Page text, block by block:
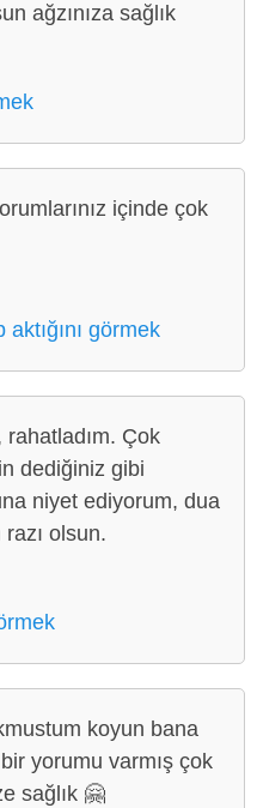
ağzınıza sağlık
içinde çok
görmek
Çok
dediğiniz gibi
niyet ediyorum, dua
olsun.
koyun bana
yorumu varmış çok
sağlık 🤗